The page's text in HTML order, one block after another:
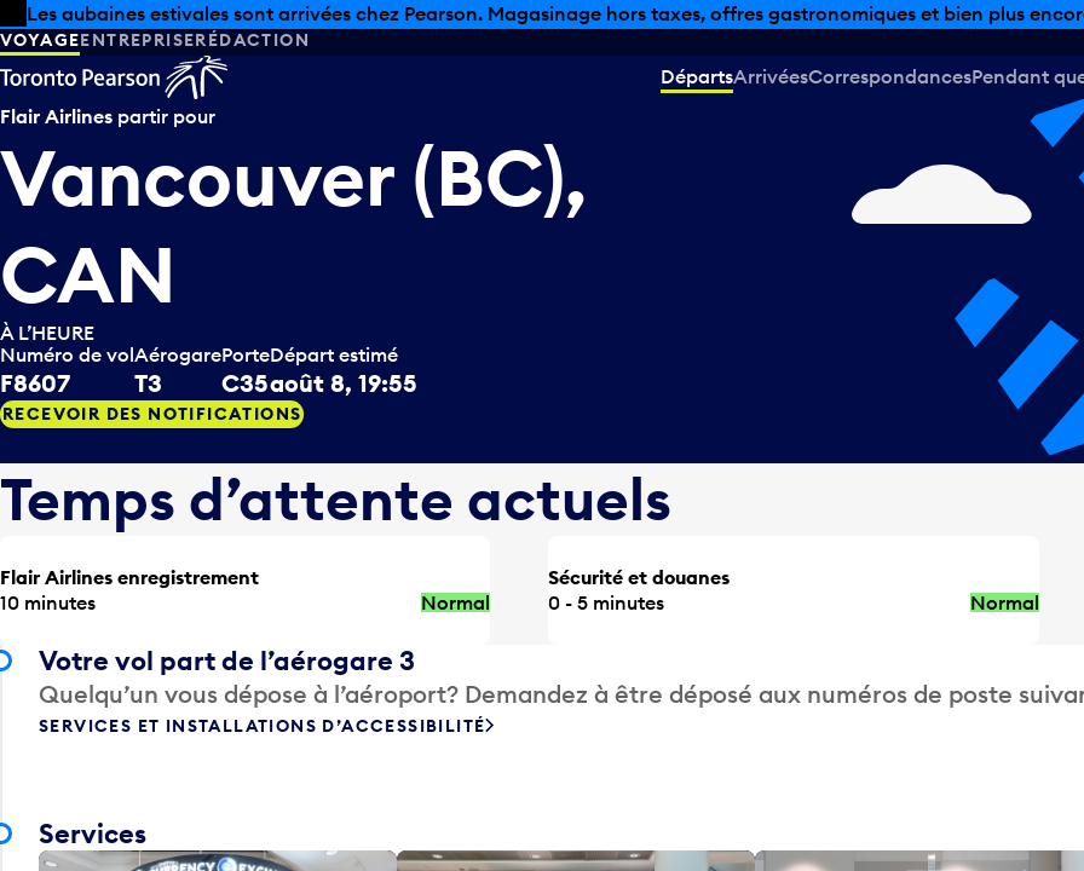
Skip to offers
Passer au contenu principal
Les aubaines estivales sont arrivées chez Pearson. Magasinage hors taxes, offres gastronomiques et bien plus
VOYAGEENTREPRISERÉDACTION
DépartsArrivéesCorrespondancesPendant
Flair Airlines partir pour
Vancouver (BC),
CAN
À L’HEURE
Numéro de vol
F8607
Aérogare
T3
Porte
C35
Départ estimé
août 8, 19:55
RECEVOIR DES NOTIFICATIONS
Temps d’attente actuels
Flair Airlines enregistrement
10 minutes
Normal
Sécurité et douanes
0 - 5 minutes
Normal
Votre vol part de l’aérogare 3
Quelqu’un vous dépose à l’aéroport? Demandez à être déposé aux numéros de poste
SERVICES ET INSTALLATIONS D’ACCESSIBILITÉ
Services